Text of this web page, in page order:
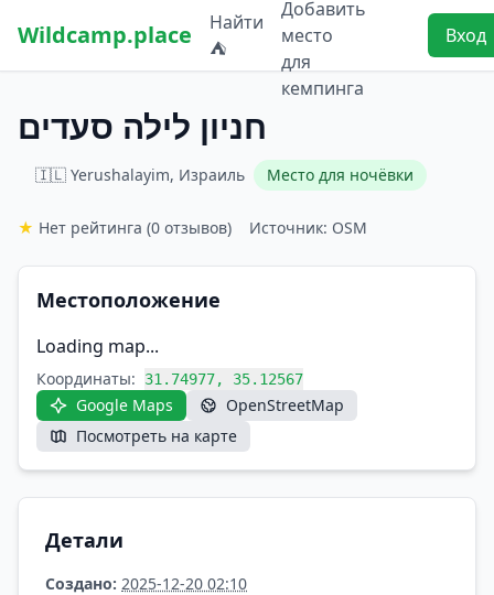
Wildcamp.place
Найти
⛺
Добавить
место
для
кемпинга
Вход
חניון לילה סעדים
🇮🇱 Yerushalayim, Израиль Место для ночёвки
★ Нет рейтинга (0 отзывов) Источник: OSM
Местоположение
Loading map...
Координаты: 31.74977, 35.12567
Google Maps
OpenStreetMap
Посмотреть на карте
Детали
Создано: 2025-12-20 02:10